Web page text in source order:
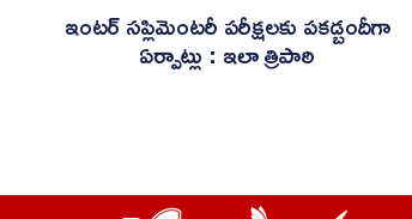
ఇంటర్ సప్లిమెంటరీ పరీక్షలకు పకడ్బందీగా
ఏర్పాట్లు : ఇలా త్రిపాఠి